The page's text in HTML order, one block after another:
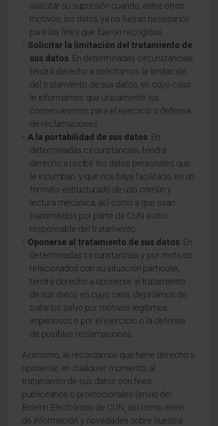
solicitar su supresión cuando, entre otros
motivos, los datos ya no fueran necesarios
para los fines que fueron recogidos.
Solicitar la limitación del tratamiento de
sus datos: En determinadas circunstancias,
tendrá derecho a solicitarnos la limitación
del tratamiento de sus datos, en cuyo caso
le informamos que únicamente los
conservaremos para el ejercicio o defensa
de reclamaciones.
A la portabilidad de sus datos: En
determinadas circunstancias, tendrá
derecho a recibir los datos personales que
le incumban, y que nos haya facilitado, en un
formato estructurado de uso común y
lectura mecánica, así como a que sean
transmitidos por parte de CUN a otro
responsable del tratamiento.
Oponerse al tratamiento de sus datos: En
determinadas circunstancias y por motivos
relacionados con su situación particular,
tendrá derecho a oponerse al tratamiento
de sus datos en cuyo caso, dejaríamos de
tratarlos salvo por motivos legítimos
imperiosos o por el ejercicio o la defensa
de posibles reclamaciones.
Asimismo, le recordamos que tiene derecho a
oponerse, en cualquier momento, al
tratamiento de sus datos con fines
publicitarios o promocionales (envío del
Boletín Electrónico de CUN, así como envío
de información y novedades sobre nuestra